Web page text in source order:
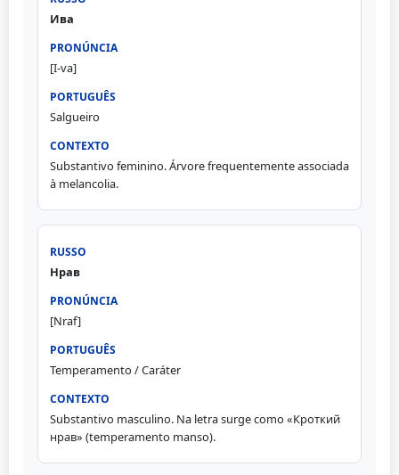
Ива
[I-va]
Salgueiro
Substantivo feminino. Árvore frequentemente associada
à melancolia.
Нрав
[Nraf]
Temperamento / Caráter
Substantivo masculino. Na letra surge como «Кроткий
нрав» (temperamento manso).